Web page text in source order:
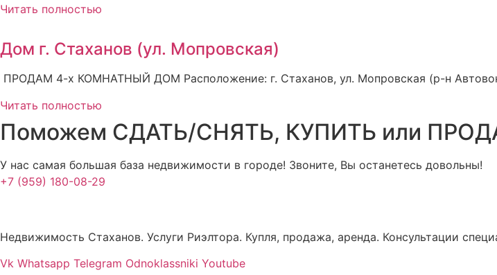
Читать полностью
Дом г. Стаханов (ул. Мопровская)
ПРОДАМ 4-х КОМНАТНЫЙ ДОМ Расположение: г. Стаханов, ул. Мопровская (р-н
Читать полностью
Поможем СДАТЬ/СНЯТЬ, КУПИТЬ или
У нас самая большая база недвижимости в городе! Звоните, Вы останетесь довольны!
+7 (959) 180-08-29
Недвижимость Стаханов. Услуги Риэлтора. Купля, продажа, аренда. Консультации
Vk Whatsapp Telegram Odnoklassniki Youtube